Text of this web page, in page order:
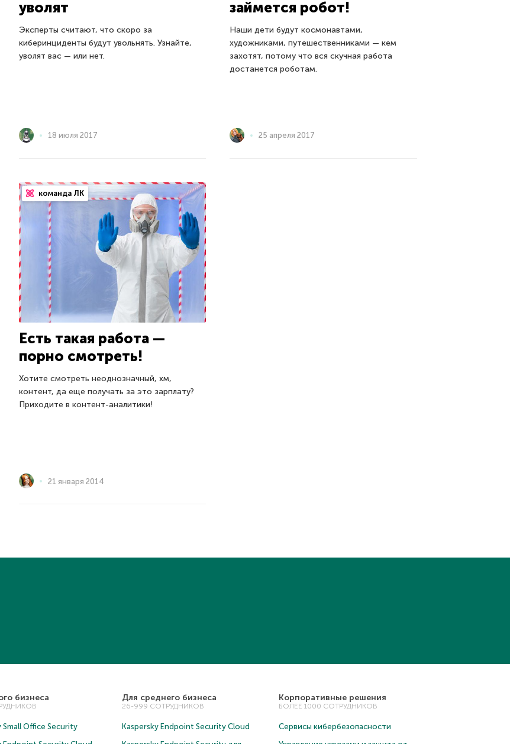
уволят
Эксперты считают, что скоро за
киберинциденты будут увольнять. Узнайте,
уволят вас — или нет.
18 июля 2017
займется робот!
Наши дети будут космонавтами,
художниками, путешественниками — кем
захотят, потому что вся скучная работа
достанется роботам.
25 апреля 2017
команда ЛК
Есть такая работа —
порно смотреть!
Хотите смотреть неоднозначный, хм,
контент, да еще получать за это зарплату?
Приходите в контент-аналитики!
21 января 2014
бизнеса
Small Office Security
Для среднего бизнеса
26-999 СОТРУДНИКОВ
Kaspersky Endpoint Security Cloud
Корпоративные решения
БОЛЕЕ 1000 СОТРУДНИКОВ
Сервисы кибербезопасности